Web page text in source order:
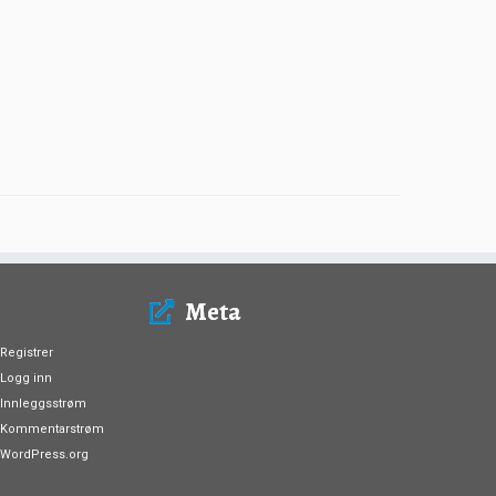
Meta
Registrer
Logg inn
Innleggsstrøm
Kommentarstrøm
WordPress.org